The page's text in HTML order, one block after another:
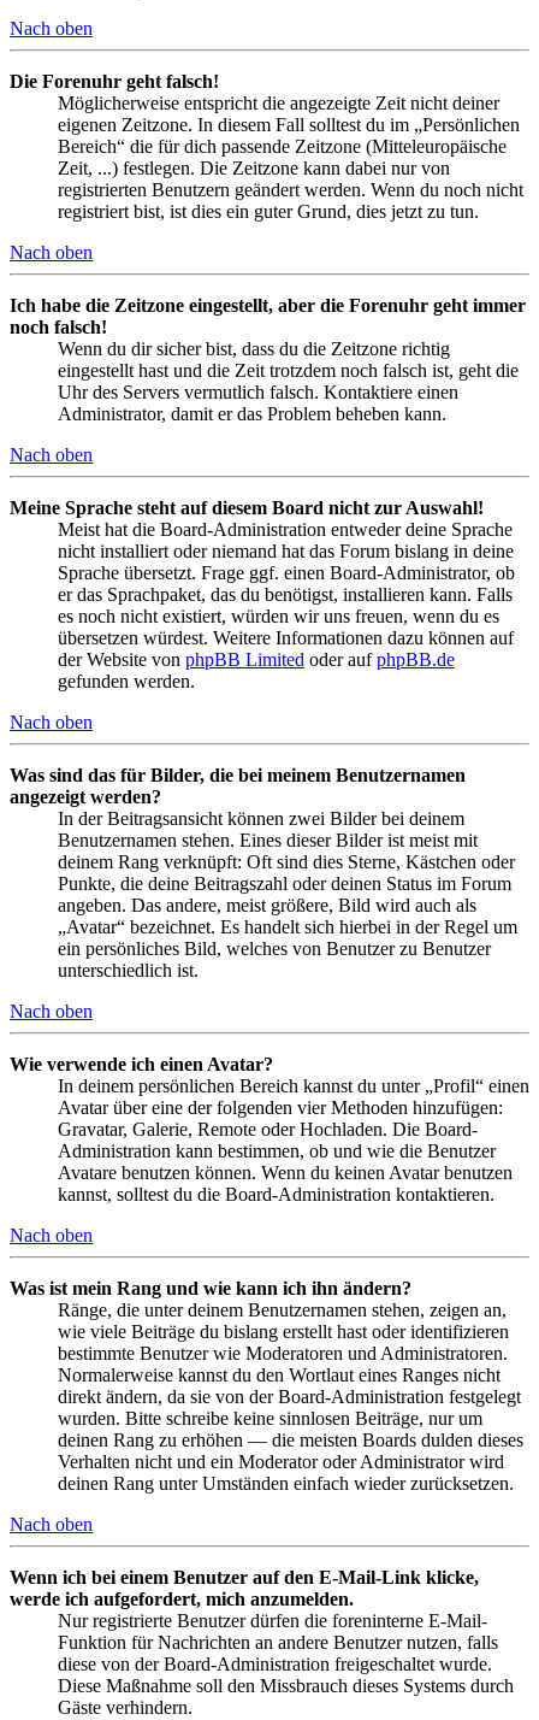
Nach oben
Die Forenuhr geht falsch!
Möglicherweise entspricht die angezeigte Zeit nicht deiner
eigenen Zeitzone. In diesem Fall solltest du im „Persönlichen
Bereich“ die für dich passende Zeitzone (Mitteleuropäische
Zeit, ...) festlegen. Die Zeitzone kann dabei nur von
registrierten Benutzern geändert werden. Wenn du noch nicht
registriert bist, ist dies ein guter Grund, dies jetzt zu tun.
Nach oben
Ich habe die Zeitzone eingestellt, aber die Forenuhr geht immer
noch falsch!
Wenn du dir sicher bist, dass du die Zeitzone richtig
eingestellt hast und die Zeit trotzdem noch falsch ist, geht die
Uhr des Servers vermutlich falsch. Kontaktiere einen
Administrator, damit er das Problem beheben kann.
Nach oben
Meine Sprache steht auf diesem Board nicht zur Auswahl!
Meist hat die Board-Administration entweder deine Sprache
nicht installiert oder niemand hat das Forum bislang in deine
Sprache übersetzt. Frage ggf. einen Board-Administrator, ob
er das Sprachpaket, das du benötigst, installieren kann. Falls
es noch nicht existiert, würden wir uns freuen, wenn du es
übersetzen würdest. Weitere Informationen dazu können auf
der Website von phpBB Limited oder aufphpBB.de
gefunden werden.
Nach oben
Was sind das für Bilder, die bei meinem Benutzernamen
angezeigt werden?
In der Beitragsansicht können zwei Bilder bei deinem
Benutzernamen stehen. Eines dieser Bilder ist meist mit
deinem Rang verknüpft: Oft sind dies Sterne, Kästchen oder
Punkte, die deine Beitragszahl oder deinen Status im Forum
angeben. Das andere, meist größere, Bild wird auch als
„Avatar“ bezeichnet. Es handelt sich hierbei in der Regel um
ein persönliches Bild, welches von Benutzer zu Benutzer
unterschiedlich ist.
Nach oben
Wie verwende ich einen Avatar?
In deinem persönlichen Bereich kannst du unter „Profil“ einen
Avatar über eine der folgenden vier Methoden hinzufügen:
Gravatar, Galerie, Remote oder Hochladen. Die Board-
Administration kann bestimmen, ob und wie die Benutzer
Avatare benutzen können. Wenn du keinen Avatar benutzen
kannst, solltest du die Board-Administration kontaktieren.
Nach oben
Was ist mein Rang und wie kann ich ihn ändern?
Ränge, die unter deinem Benutzernamen stehen, zeigen an,
wie viele Beiträge du bislang erstellt hast oder identifizieren
bestimmte Benutzer wie Moderatoren und Administratoren.
Normalerweise kannst du den Wortlaut eines Ranges nicht
direkt ändern, da sie von der Board-Administration festgelegt
wurden. Bitte schreibe keine sinnlosen Beiträge, nur um
deinen Rang zu erhöhen — die meisten Boards dulden dieses
Verhalten nicht und ein Moderator oder Administrator wird
deinen Rang unter Umständen einfach wieder zurücksetzen.
Nach oben
Wenn ich bei einem Benutzer auf den E-Mail-Link klicke,
werde ich aufgefordert, mich anzumelden.
Nur registrierte Benutzer dürfen die foreninterne E-Mail-
Funktion für Nachrichten an andere Benutzer nutzen, falls
diese von der Board-Administration freigeschaltet wurde.
Diese Maßnahme soll den Missbrauch dieses Systems durch
Gäste verhindern.